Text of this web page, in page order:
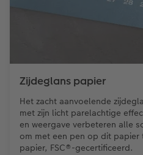
Zijdeglans papier
Het zacht aanvoelende
met zijn licht parelachtige
en weergave verbeteren alle
om met een pen op dit
papier, FSC®-gecertificeerd.